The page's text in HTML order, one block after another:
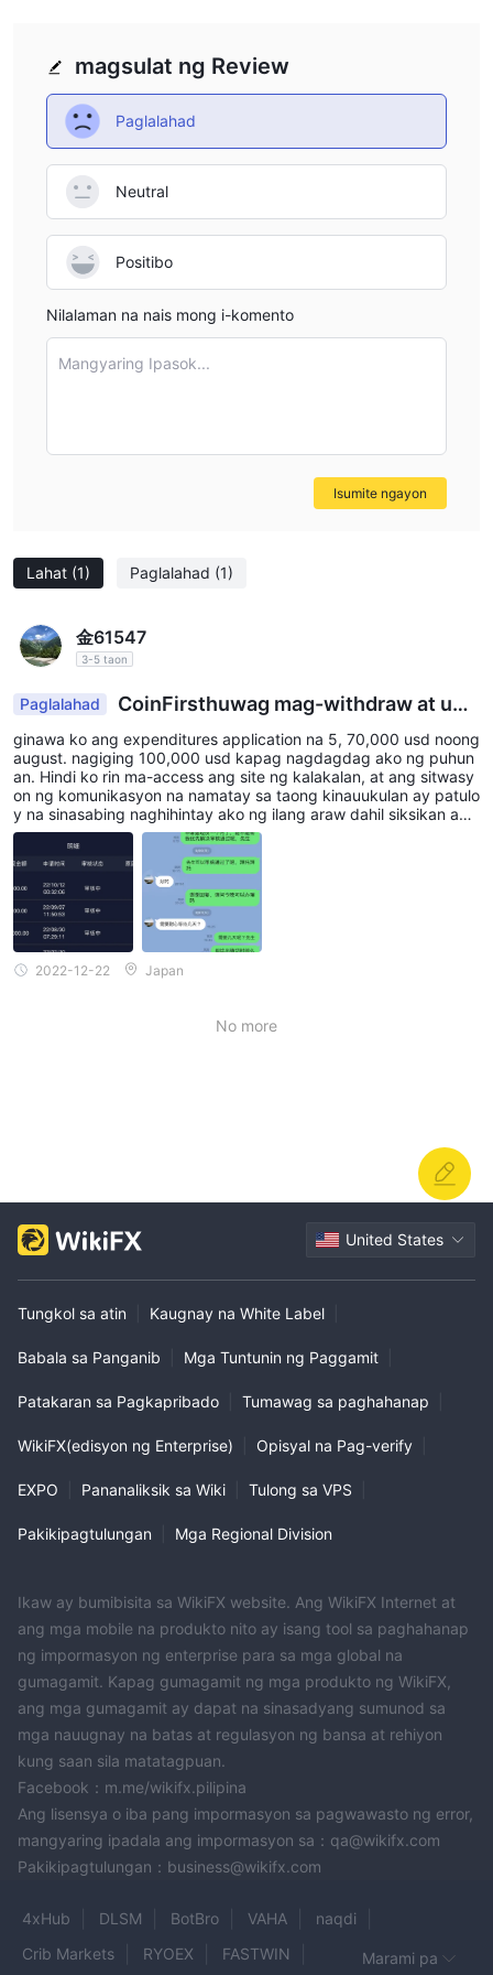
Babala sa Panganib
Ang online na kalakalan ay nagsasangkot ng isang malaking
antas ng panganib at maaari mong mawala ang lahat ng iyong
ipinuhunan na kapital. Ito ay hindi angkop para sa lahat ng mga
mangangalakal o mamumuhunan. Pakitiyak na nauunawaan mo
ang mga panganib na kasangkot at tandaan na ang
impormasyong nilalaman sa artikulong ito ay para sa
Lahat (1) Paglalahad (1)
金61547
3-5 taon
Paglalahad
CoinFirsthuwag mag-withdraw at um
alis?
ginawa ko ang expenditures application na 5, 70,000 usd noong
august. nagiging 100,000 usd kapag nagdagdag ako ng puhun
an. Hindi ko rin ma-access ang site ng kalakalan, at ang sitwasy
on ng komunikasyon na namatay sa taong kinauukulan ay patulo
y na sinasabing naghihintay ako ng ilang araw dahil siksikan ako
sa taong kinauukulan sa panahong iyon. sa tingin ko ito ay pand
araya. sana maibalik mo ang pondong iyong ipinuhunan CoinFirs
t sabik
2022-12-22 Japan
No more
magsulat ng Review
Paglalahad
Neutral
Positibo
Nilalaman na nais mong i-komento
Mangyaring Ipasok...
Isumite ngayon
United States
Tungkol sa atin Kaugnay na White Label
Babala sa Panganib Mga Tuntunin ng Paggamit
Patakaran sa Pagkapribado Tumawag sa paghahanap
WikiFX(edisyon ng Enterprise) Opisyal na Pag-verify
EXPO Pananaliksik sa Wiki Tulong sa VPS
Pakikipagtulungan Mga Regional Division
Ikaw ay bumibisita sa WikiFX website. Ang WikiFX Internet at
ang mga mobile na produkto nito ay isang tool sa paghahanap
ng impormasyon ng enterprise para sa mga global na
gumagamit. Kapag gumagamit ng mga produkto ng WikiFX,
ang mga gumagamit ay dapat na sinasadyang sumunod sa
mga nauugnay na batas at regulasyon ng bansa at rehiyon
kung saan sila matatagpuan.
Facebook：m.me/wikifx.pilipina
Ang lisensya o iba pang impormasyon sa pagwawasto ng error,
mangyaring ipadala ang impormasyon sa：qa@wikifx.com
Pakikipagtulungan：business@wikifx.com
4xHub DLSM BotBro VAHA
naqdi
Crib Markets
RYOEX FASTWIN Marami pa